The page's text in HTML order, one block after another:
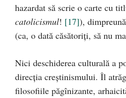
hazardat să scrie o carte cu
catolicismul! [17]),
(ca, o dată căsătoriţi, să nu
Nici deschiderea culturală a
direcţia creştinismului. Îl
filosofiile păgînizante,